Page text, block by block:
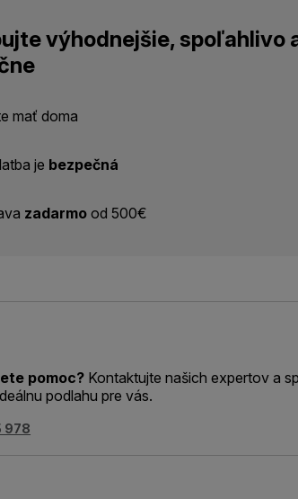
výhodnejšie, spoľahlivo
mať doma
je bezpečná
zadarmo od 500€
pomoc? Kontaktujte našich expertov a
podlahu pre vás.
978